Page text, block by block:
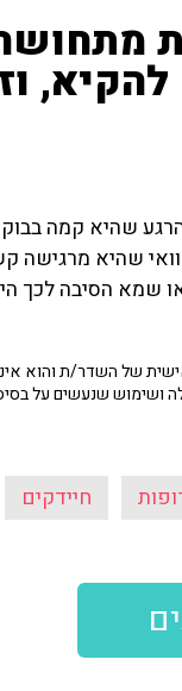
סיפרה כי מהרגע
שהיא מרגישה
שמא הסיבה לכך
של השדר/ת והוא
ושימוש שנעשים על
חיידקים